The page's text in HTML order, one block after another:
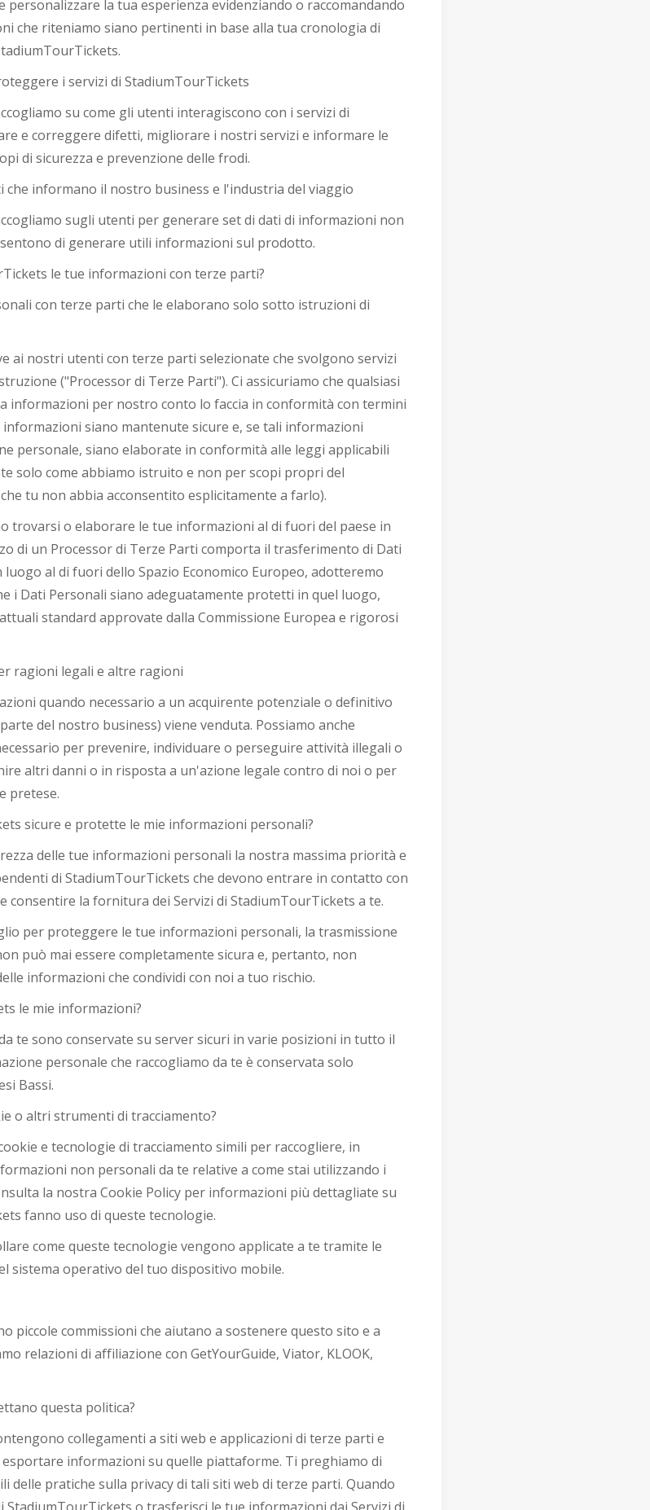
personalizzare la tua esperienza evidenziando o raccomandando
che riteniamo siano pertinenti in base alla tua cronologia di
i servizi di StadiumTourTickets
su come gli utenti interagiscono con i servizi di
e correggere difetti, migliorare i nostri servizi e informare le
di sicurezza e prevenzione delle frodi.
che informano il nostro business e l'industria del viaggio
sugli utenti per generare set di dati di informazioni non
di generare utili informazioni sul prodotto.
le tue informazioni con terze parti?
con terze parti che le elaborano solo sotto istruzioni di
ai nostri utenti con terze parti selezionate che svolgono servizi
("Processor di Terze Parti"). Ci assicuriamo che qualsiasi
informazioni per nostro conto lo faccia in conformità con termini
siano mantenute sicure e, se tali informazioni
personale, siano elaborate in conformità alle leggi applicabili
solo come abbiamo istruito e non per scopi propri del
tu non abbia acconsentito esplicitamente a farlo).
trovarsi o elaborare le tue informazioni al di fuori del paese in
di un Processor di Terze Parti comporta il trasferimento di Dati
al di fuori dello Spazio Economico Europeo, adotteremo
i Dati Personali siano adeguatamente protetti in quel luogo,
standard approvate dalla Commissione Europea e rigorosi
ragioni legali e altre ragioni
quando necessario a un acquirente potenziale o definitivo
del nostro business) viene venduta. Possiamo anche
per prevenire, individuare o perseguire attività illegali o
altri danni o in risposta a un'azione legale contro di noi o per
pretese.
sicure e protette le mie informazioni personali?
delle tue informazioni personali la nostra massima priorità e
di StadiumTourTickets che devono entrare in contatto con
consentire la fornitura dei Servizi di StadiumTourTickets a te.
per proteggere le tue informazioni personali, la trasmissione
può mai essere completamente sicura e, pertanto, non
informazioni che condividi con noi a tuo rischio.
le mie informazioni?
te sono conservate su server sicuri in varie posizioni in tutto il
personale che raccogliamo da te è conservata solo
Bassi.
o altri strumenti di tracciamento?
e tecnologie di tracciamento simili per raccogliere, in
non personali da te relative a come stai utilizzando i
la nostra Cookie Policy per informazioni più dettagliate su
fanno uso di queste tecnologie.
come queste tecnologie vengono applicate a te tramite le
sistema operativo del tuo dispositivo mobile.
piccole commissioni che aiutano a sostenere questo sito e a
relazioni di affiliazione con GetYourGuide, Viator, KLOOK,
questa politica?
collegamenti a siti web e applicazioni di terze parti e
informazioni su quelle piattaforme. Ti preghiamo di
delle pratiche sulla privacy di tali siti web di terze parti. Quando